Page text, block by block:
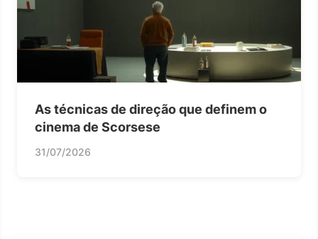
As técnicas de direção que definem o
cinema de Scorsese
31/07/2026